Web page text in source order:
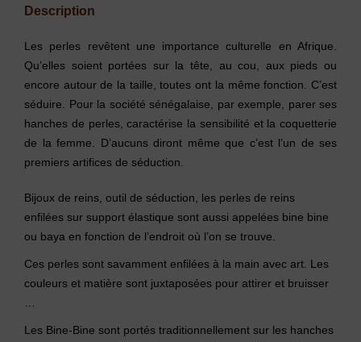
Description
Les perles revêtent une importance culturelle en Afrique.
Qu’elles soient portées sur la tête, au cou, aux pieds ou
encore autour de la taille, toutes ont la même fonction. C’est
séduire. Pour la société sénégalaise, par exemple, parer ses
hanches de perles, caractérise la sensibilité et la coquetterie
de la femme. D’aucuns diront même que c’est l’un de ses
premiers artifices de séduction.
Bijoux de reins, outil de séduction, les perles de reins
enfilées sur support élastique sont aussi appelées bine bine
ou baya en fonction de l’endroit où l’on se trouve.
Ces perles sont savamment enfilées à la main avec art. Les
couleurs et matière sont juxtaposées pour attirer et bruisser
…
Les Bine-Bine sont portés traditionnellement sur les hanches